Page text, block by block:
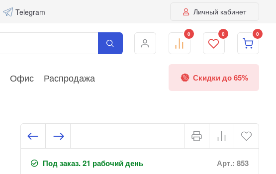
Telegram Личный кабинет
0 0 0
Офис Распродажа Скидки до 65%
Под заказ. 21 рабочий день Арт.: 853